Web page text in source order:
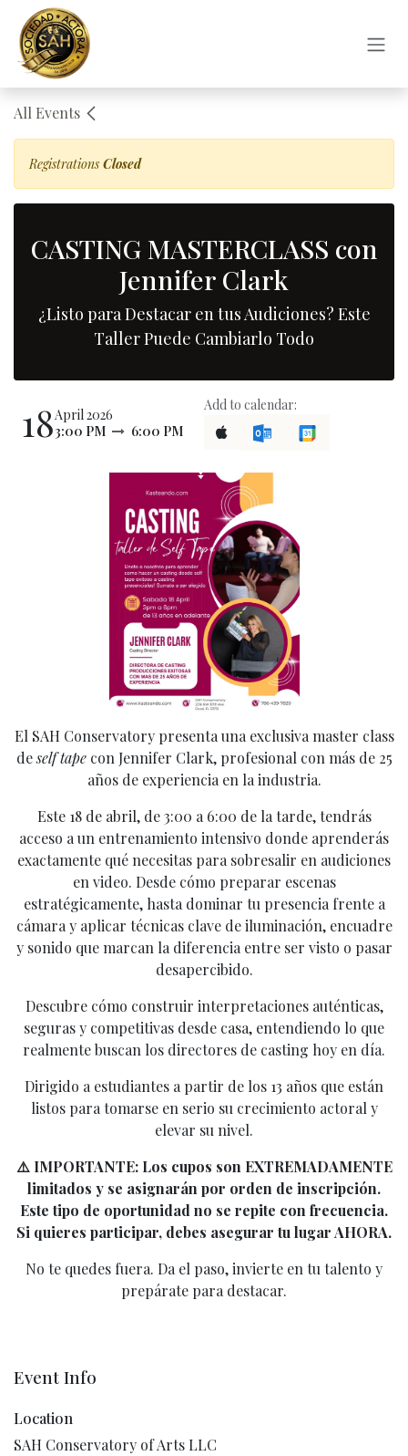
Skip to Content
All Events
Registrations Closed
CASTING MASTERCLASS con
Jennifer Clark
¿Listo para Destacar en tus Audiciones? Este
Taller Puede Cambiarlo Todo
18April 2026
3:00 PM
6:00 PM
Add to calendar:
El SAH Conservatory presenta una exclusiva master class
deself tapecon Jennifer Clark, profesional con más de 25
años de experiencia en la industria.
Este 18 de abril, de 3:00 a 6:00 de la tarde, tendrás
acceso a un entrenamiento intensivo donde aprenderás
exactamente qué necesitas para sobresalir en audiciones
en video. Desde cómo preparar escenas
estratégicamente, hasta dominar tu presencia frente a
cámara y aplicar técnicas clave de iluminación, encuadre
y sonido que marcan la diferencia entre ser visto o pasar
desapercibido.
Descubre cómo construir interpretaciones auténticas,
seguras y competitivas desde casa, entendiendo lo que
realmente buscan los directores de casting hoy en día.
Dirigido a estudiantes a partir de los 13 años que están
listos para tomarse en serio su crecimiento actoral y
elevar su nivel.
⚠️ IMPORTANTE: Los cupos son EXTREMADAMENTE
limitados y se asignarán por orden de inscripción.
Este tipo de oportunidad no se repite con frecuencia.
Si quieres participar, debes asegurar tu lugar AHORA.
No te quedes fuera. Da el paso, invierte en tu talento y
prepárate para destacar.
Event Info
Location
SAH Conservatory of Arts LLC